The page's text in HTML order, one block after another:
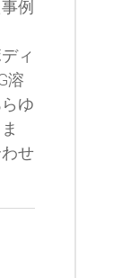
例
ィ
溶
ゆ
せ